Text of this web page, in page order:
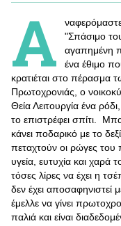
Α
"Σπάσιμο
αγαπημένη
ένα έθιμο
κρατιέται στο πέρασμα
Πρωτοχρονιάς, ο
Θεία Λειτουργία ένα
το επιστρέφει σπίτι.
κάνει ποδαρικό με το
πεταχτούν οι ρώγες
υγεία, ευτυχία και χαρά
τόσες λίρες να έχει η
δεν έχει αποσαφηνιστεί
έμελλε να γίνει
παλιά και είναι